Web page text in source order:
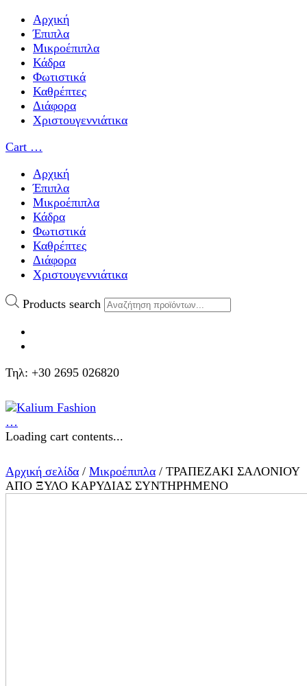
Αρχική
Έπιπλα
Μικροέπιπλα
Κάδρα
Φωτιστικά
Καθρέπτες
Διάφορα
Χριστουγεννιάτικα
Cart …
Αρχική
Έπιπλα
Μικροέπιπλα
Κάδρα
Φωτιστικά
Καθρέπτες
Διάφορα
Χριστουγεννιάτικα
Products search
Τηλ: +30 2695 026820
…
Loading cart contents...
Αρχική σελίδα / Μικροέπιπλα / ΤΡΑΠΕΖΑΚΙ ΣΑΛΟΝΙΟΥ
ΑΠΟ ΞΥΛΟ ΚΑΡΥΔΙΑΣ ΣΥΝΤΗΡΗΜΕΝΟ